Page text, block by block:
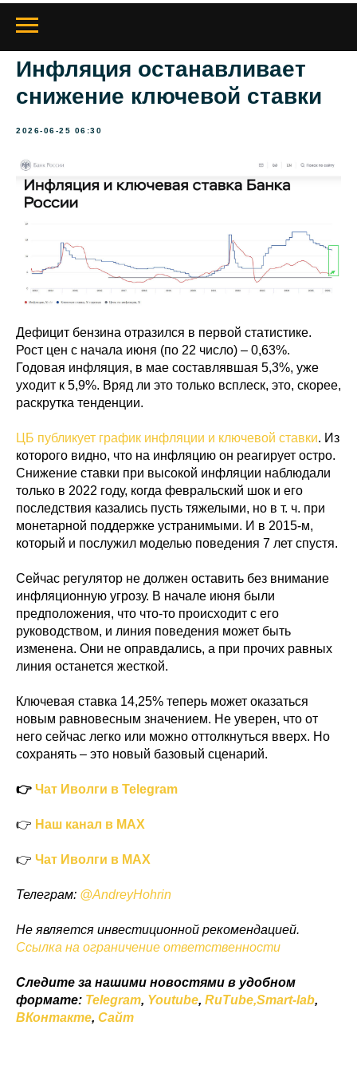
Инфляция останавливает
снижение ключевой ставки
2026-06-25 06:30
Дефицит бензина отразился в первой статистике.
Рост цен с начала июня (по 22 число) – 0,63%.
Годовая инфляция, в мае составлявшая 5,3%, уже
уходит к 5,9%. Вряд ли это только всплеск, это, скорее,
раскрутка тенденции.
ЦБ публикует график инфляции и ключевой ставки. Из
которого видно, что на инфляцию он реагирует остро.
Снижение ставки при высокой инфляции наблюдали
только в 2022 году, когда февральский шок и его
последствия казались пусть тяжелыми, но в т. ч. при
монетарной поддержке устранимыми. И в 2015-м,
который и послужил моделью поведения 7 лет спустя.
Сейчас регулятор не должен оставить без внимание
инфляционную угрозу. В начале июня были
предположения, что что-то происходит с его
руководством, и линия поведения может быть
изменена. Они не оправдались, а при прочих равных
линия останется жесткой.
Ключевая ставка 14,25% теперь может оказаться
новым равновесным значением. Не уверен, что от
него сейчас легко или можно оттолкнуться вверх. Но
сохранять – это новый базовый сценарий.
👉 Чат Иволги в Telegram
👉 Наш канал в MAX
👉 Чат Иволги в MAX
Телеграм: @AndreyHohrin
Не является инвестиционной рекомендацией.
Ссылка на ограничение ответственности
Следите за нашими новостями в удобном
формате: Telegram, Youtube, RuTube,Smart-lab,
ВКонтакте, Сайт